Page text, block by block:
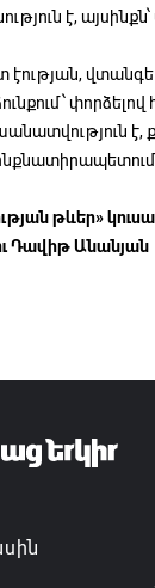
է,
էության,
է,
թևեր»
Դավիթ Անանյան